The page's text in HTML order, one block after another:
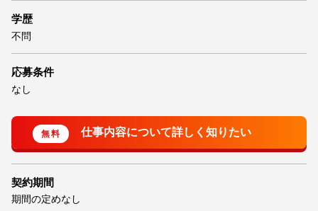
学歴
不問
応募条件
なし
契約期間
期間の定めなし